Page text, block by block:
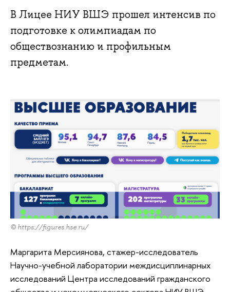
В Лицее НИУ ВШЭ прошел интенсив по
подготовке к олимпиадам по
обществознанию и профильным
предметам.
© https://figures.hse.ru/
Маргарита Мерсиянова, стажер-исследователь
Научно-учебной лаборатории междисциплинарных
исследований Центра исследований гражданского